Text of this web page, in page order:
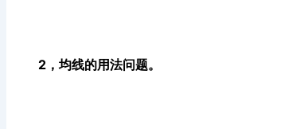
2，均线的用法问题。